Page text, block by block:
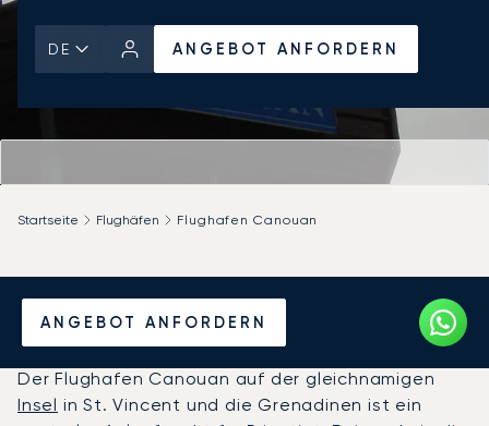
DE ANGEBOT ANFORDERN
ANGEBOT ANFORDERN
Startseite Flughäfen Flughafen Canouan
Privatjet chartern zum
Flughafen Canouan
Der Flughafen Canouan auf der gleichnamigen
Insel in St. Vincent und die Grenadinen ist ein